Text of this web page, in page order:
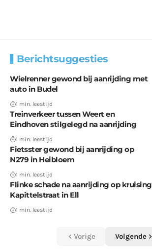
Berichtsuggesties
Wielrenner gewond bij aanrijding met
auto in Budel
1 min. leestijd
Treinverkeer tussen Weert en
Eindhoven stilgelegd na aanrijding
1 min. leestijd
Fietsster gewond bij aanrijding op
N279 in Heibloem
1 min. leestijd
Flinke schade na aanrijding op kruising
Kapittelstraat in Ell
1 min. leestijd
Vorige Volgende